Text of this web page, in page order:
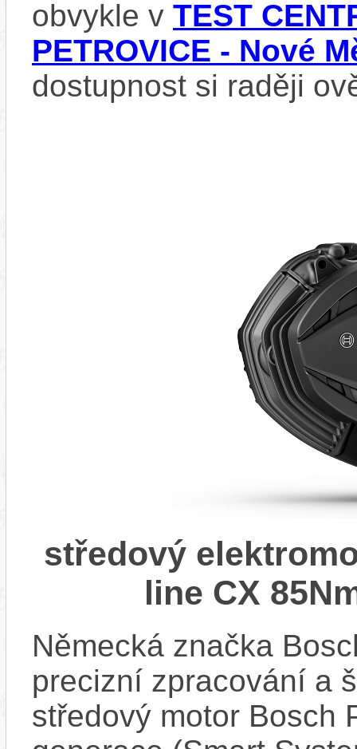
obvykle v TEST
PETROVICE - Nové
dostupnost si raději
středový
line CX
Německá značka
precizní zpracování a
středový motor Bosch